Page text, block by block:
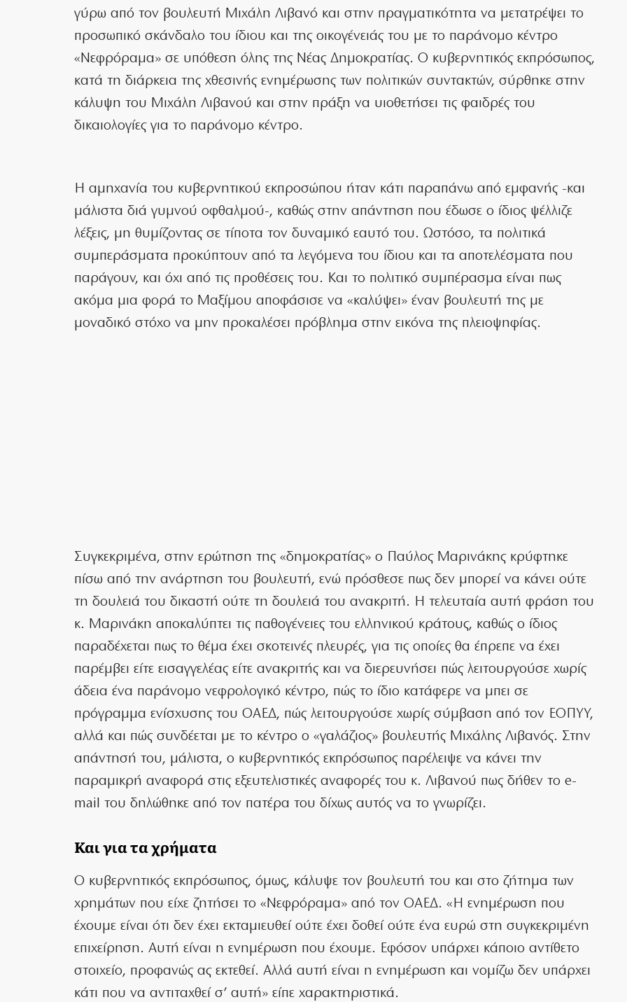
γύρω από τον βουλευτή Μιχάλη Λιβανό και στην πραγματικότητα να μετατρέψει το
προσωπικό σκάνδαλο του ίδιου και της οικογένειάς του με το παράνομο κέντρο
«Νεφρόραμα» σε υπόθεση όλης της Νέας Δημοκρατίας. Ο κυβερνητικός εκπρόσωπος,
κατά τη διάρκεια της χθεσινής ενημέρωσης των πολιτικών συντακτών, σύρθηκε στην
κάλυψη του Μιχάλη Λιβανού και στην πράξη να υιοθετήσει τις φαιδρές του
δικαιολογίες για το παράνομο κέντρο.
Η αμηχανία του κυβερνητικού εκπροσώπου ήταν κάτι παραπάνω από εμφανής -και
μάλιστα διά γυμνού οφθαλμού-, καθώς στην απάντηση που έδωσε ο ίδιος ψέλλιζε
λέξεις, μη θυμίζοντας σε τίποτα τον δυναμικό εαυτό του. Ωστόσο, τα πολιτικά
συμπεράσματα προκύπτουν από τα λεγόμενα του ίδιου και τα αποτελέσματα που
παράγουν, και όχι από τις προθέσεις του. Και το πολιτικό συμπέρασμα είναι πως
ακόμα μια φορά το Μαξίμου αποφάσισε να «καλύψει» έναν βουλευτή της με
μοναδικό στόχο να μην προκαλέσει πρόβλημα στην εικόνα της πλειοψηφίας.
Συγκεκριμένα, στην ερώτηση της «δημοκρατίας» ο Παύλος Μαρινάκης κρύφτηκε
πίσω από την ανάρτηση του βουλευτή, ενώ πρόσθεσε πως δεν μπορεί να κάνει ούτε
τη δουλειά του δικαστή ούτε τη δουλειά του ανακριτή. Η τελευταία αυτή φράση του
κ. Μαρινάκη αποκαλύπτει τις παθογένειες του ελληνικού κράτους, καθώς ο ίδιος
παραδέχεται πως το θέμα έχει σκοτεινές πλευρές, για τις οποίες θα έπρεπε να έχει
παρέμβει είτε εισαγγελέας είτε ανακριτής και να διερευνήσει πώς λειτουργούσε χωρίς
άδεια ένα παράνομο νεφρολογικό κέντρο, πώς το ίδιο κατάφερε να μπει σε
πρόγραμμα ενίσχυσης του ΟΑΕΔ, πώς λειτουργούσε χωρίς σύμβαση από τον ΕΟΠΥΥ,
αλλά και πώς συνδέεται με το κέντρο ο «γαλάζιος» βουλευτής Μιχάλης Λιβανός. Στην
απάντησή του, μάλιστα, ο κυβερνητικός εκπρόσωπος παρέλειψε να κάνει την
παραμικρή αναφορά στις εξευτελιστικές αναφορές του κ. Λιβανού πως δήθεν το e-
mail του δηλώθηκε από τον πατέρα του δίχως αυτός να το γνωρίζει.
Και για τα χρήματα
Ο κυβερνητικός εκπρόσωπος, όμως, κάλυψε τον βουλευτή του και στο ζήτημα των
χρημάτων που είχε ζητήσει το «Νεφρόραμα» από τον ΟΑΕΔ. «Η ενημέρωση που
έχουμε είναι ότι δεν έχει εκταμιευθεί ούτε έχει δοθεί ούτε ένα ευρώ στη συγκεκριμένη
επιχείρηση. Αυτή είναι η ενημέρωση που έχουμε. Εφόσον υπάρχει κάποιο αντίθετο
στοιχείο, προφανώς ας εκτεθεί. Αλλά αυτή είναι η ενημέρωση και νομίζω δεν υπάρχει
κάτι που να αντιταχθεί σ’ αυτή» είπε χαρακτηριστικά.